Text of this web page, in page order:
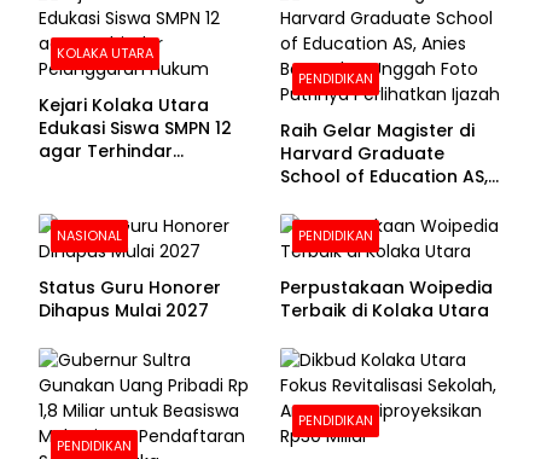
Dinding Bolong-bolong
KOLAKA UTARA
Kejari Kolaka Utara
Edukasi Siswa SMPN 12
agar Terhindar
PENDIDIKAN
Raih Gelar Magister di
Harvard Graduate
School of Education AS,
Foto Putrinya Perlihatkan
Ijazah
NASIONAL
Status Guru Honorer
Dihapus Mulai 2027
PENDIDIKAN
Perpustakaan Woipedia
Terbaik di Kolaka Utara
PENDIDIKAN
PENDIDIKAN